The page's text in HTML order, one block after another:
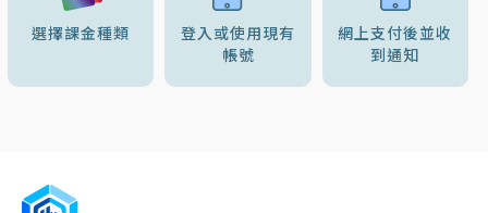
選擇課金種類
登入或使用現有
帳號
網上支付後並收
到通知